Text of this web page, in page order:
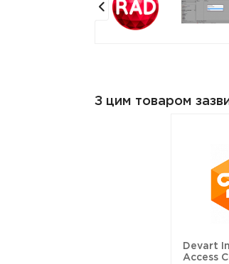
З цим товаром
Devart
Access